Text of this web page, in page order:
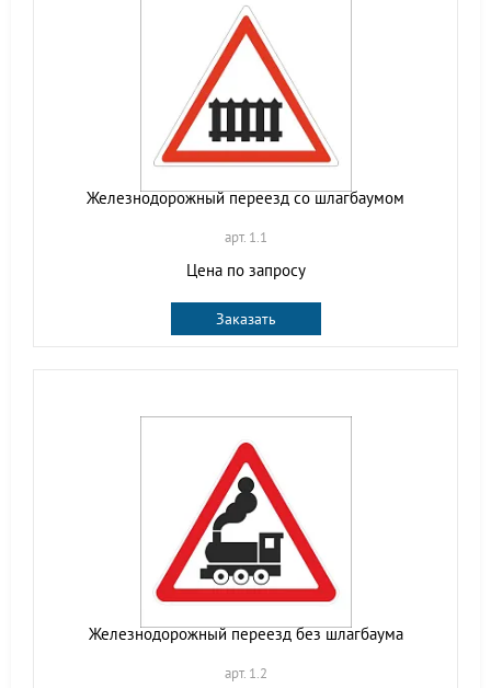
Железнодорожный переезд со шлагбаумом
арт. 1.1
Цена по запросу
Заказать
Железнодорожный переезд без шлагбаума
арт. 1.2